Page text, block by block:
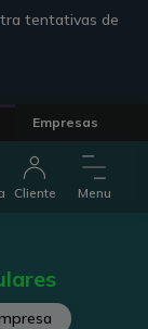
tentativas de
Empresas
Cliente Menu